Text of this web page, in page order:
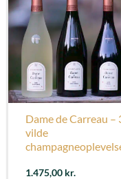
Dame de Carreau –
vilde
1.475,00 kr.